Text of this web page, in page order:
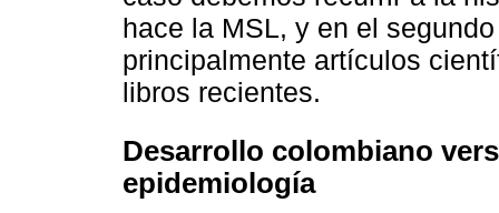
hace la MSL, y en el
principalmente artículos
libros recientes.
Desarrollo colombiano
epidemiología